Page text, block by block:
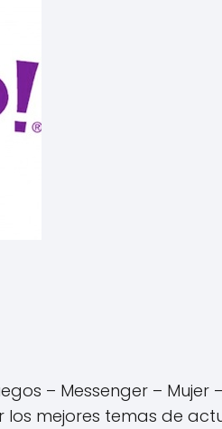
– Messenger – Mujer
los mejores temas de